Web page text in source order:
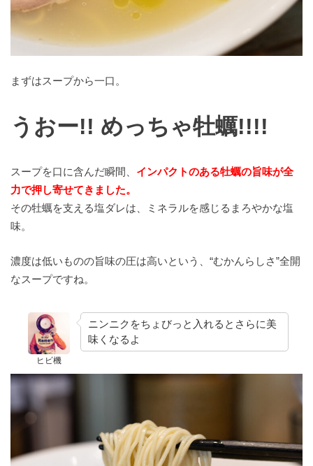
まずはスープから一口。
うおー!! めっちゃ牡蠣!!!!
スープを口に含んだ瞬間、 インパクトのある牡蠣の旨味が全
力で押し寄せてきました。
その牡蠣を支える塩ダレは、ミネラルを感じるまろやかな塩
味。
濃度は低いものの旨味の圧は高いという、“むかんらしさ”全開
なスープですね。
ヒビ機
ニンニクをちょびっと入れるとさらに美
味くなるよ